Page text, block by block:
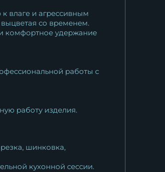
влаге и агрессивным
со временем.
комфортное удержание
работы с
работу изделия.
шинковка,
кухонной сессии.